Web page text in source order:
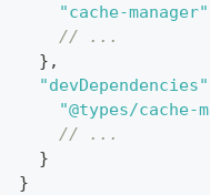
"cache-manager"
// ...
} ,
"devDependencies"
"@types/cache-
// ...
}
}